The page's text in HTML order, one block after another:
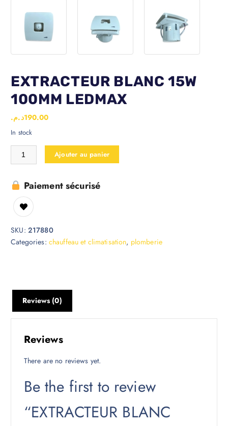
EXTRACTEUR BLANC 15W
100MM LEDMAX
190.00د.م.
In stock
Ajouter au panier
Paiement sécurisé
SKU: 217880
Categories: chauffeau et climatisation, plomberie
Reviews (0)
Reviews
There are no reviews yet.
Be the first to review
“EXTRACTEUR BLANC